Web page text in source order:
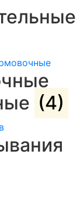
(4)